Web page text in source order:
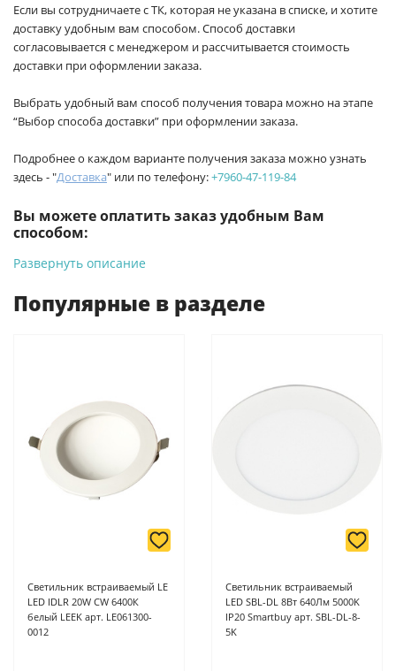
Если вы сотрудничаете с ТК, которая не указана в списке, и хотите
доставку удобным вам способом. Способ доставки
согласовывается с менеджером и рассчитывается стоимость
доставки при оформлении заказа.
Выбрать удобный вам способ получения товара можно на этапе
“Выбор способа доставки” при оформлении заказа.
Подробнее о каждом варианте получения заказа можно узнать
здесь - "Доставка" или по телефону:+7960-47-119-84
Вы можете оплатить заказ удобным Вам
способом:
-Банковской картой на сайте ProffЭлектро. Данный вид
Для юридических лиц: переводом на расчетный счет при
онлайн оплате заказа на сайте.
Подробнее о способах оплаты можно узнать здесь - "Оплата"
Развернуть описание
Популярные в разделе
Светильник встраиваемый LE
LED IDLR 20W CW 6400К
белый LEEK арт. LE061300-
0012
Светильник встраиваемый
LED SBL-DL 8Вт 640Лм 5000K
IP20 Smartbuy арт. SBL-DL-8-
5K